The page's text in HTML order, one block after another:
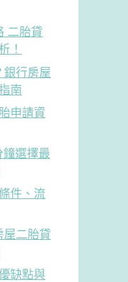
二胎貸
！
行房屋
南
申請資
選擇最
件、流
二胎貸
缺點與